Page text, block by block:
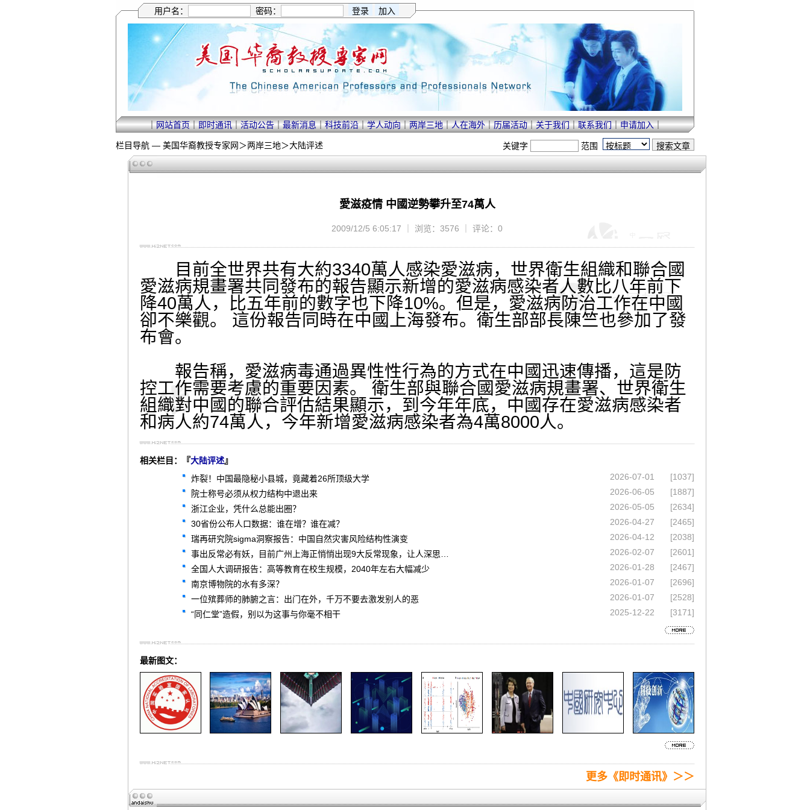
用户名： 密码：
｜网站首页｜即时通讯｜活动公告｜最新消息｜科技前沿｜学人动向｜两岸三地｜人在海外｜历届活动｜关于我们｜联系我们｜申请加入｜
栏目导航 — 美国华裔教授专家网＞两岸三地＞大陆评述 关键字 范围
愛滋疫情 中國逆勢攀升至74萬人
2009/12/5 6:05:17 ｜ 浏览：3576 ｜ 评论：0
目前全世界共有大約3340萬人感染愛滋病，世界衛生組織和聯合國
愛滋病規畫署共同發布的報告顯示新增的愛滋病感染者人數比八年前下
降40萬人，比五年前的數字也下降10%。但是，愛滋病防治工作在中國
卻不樂觀。 這份報告同時在中國上海發布。衛生部部長陳竺也參加了發
布會。
報告稱，愛滋病毒通過異性性行為的方式在中國迅速傳播，這是防
控工作需要考慮的重要因素。 衛生部與聯合國愛滋病規畫署、世界衛生
組織對中國的聯合評估結果顯示，到今年年底，中國存在愛滋病感染者
和病人約74萬人，今年新增愛滋病感染者為4萬8000人。
相关栏目：『大陆评述』
炸裂！中国最隐秘小县城，竟藏着26所顶级大学
2026-07-01
[1037]
院士称号必须从权力结构中退出来
2026-06-05
[1887]
浙江企业，凭什么总能出圈？
2026-05-05
[2634]
30省份公布人口数据：谁在增？谁在减？
2026-04-27
[2465]
瑞再研究院sigma洞察报告：中国自然灾害风险结构性演变
2026-04-12
[2038]
事出反常必有妖，目前广州上海正悄悄出现9大反常现象，让人深思…
2026-02-07
[2601]
全国人大调研报告：高等教育在校生规模，2040年左右大幅减少
2026-01-28
[2467]
南京博物院的水有多深？
2026-01-07
[2696]
一位殡葬师的肺腑之言：出门在外，千万不要去激发别人的恶
2026-01-07
[2528]
“同仁堂”造假，别以为这事与你毫不相干
2025-12-22 [3171]
最新图文：
更多《即时通讯》＞＞